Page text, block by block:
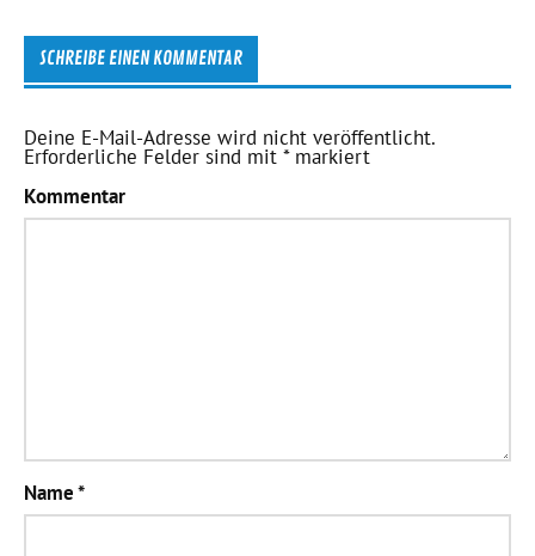
SCHREIBE EINEN KOMMENTAR
Deine E-Mail-Adresse wird nicht veröffentlicht.
Erforderliche Felder sind mit*markiert
Kommentar
Name*